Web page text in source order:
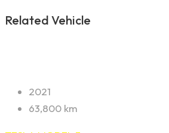
Related Vehicle
2021
63,800 km